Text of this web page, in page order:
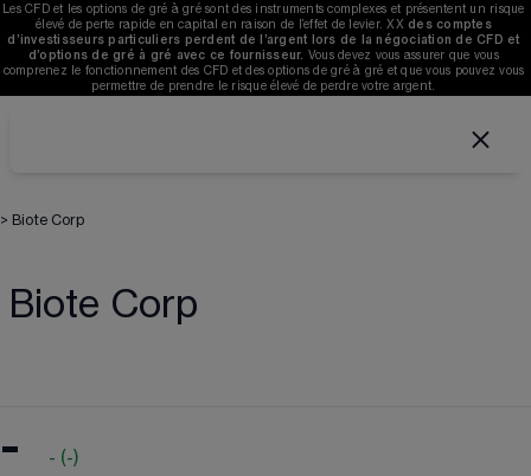
Les CFD et les options de gré à gré sont des instruments complexes et présentent un risque
élevé de perte rapide en capital en raison de l’effet de levier. XX des comptes
d’investisseurs particuliers perdent de l’argent lors de la négociation de CFD et
d’options de gré à gré avec ce fournisseur. Vous devez vous assurer que vous
comprenez le fonctionnement des CFD et des options de gré à gré et que vous pouvez vous
permettre de prendre le risque élevé de perdre votre argent.
> Biote Corp
Biote Corp
- - (-)